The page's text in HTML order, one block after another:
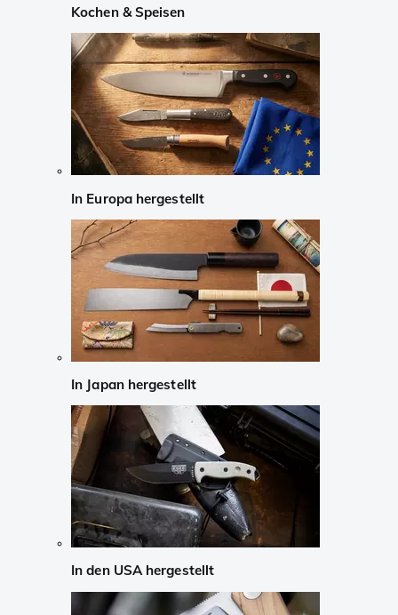
Kochen & Speisen
In Europa hergestellt
In Japan hergestellt
In den USA hergestellt